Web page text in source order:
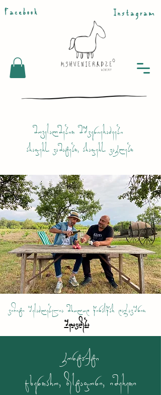
Facebook Instagram
მოგესალმებით მშვენიერაძეები
არაფერს ვამატებთ, არაფერს ვაკლებთ
ვიზიტი შესაძლებელია მხოლოდ წინასწარ დაჯავშნით
შეთავაზება
კონტაქტი
ცხენთარო, ზესტაფონი, იმერეთი